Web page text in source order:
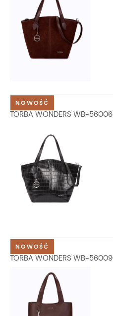
TORBA WONDERS WB-56006
NOWOŚĆ
TORBA WONDERS WB-56009
NOWOŚĆ